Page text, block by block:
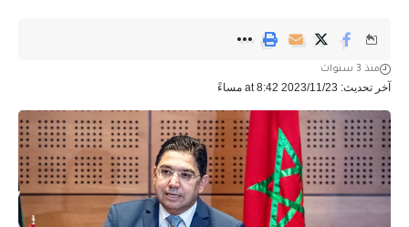
آخر تحديث: 2023/11/23 at 8:42 مساءً
منذ 3 سنوات